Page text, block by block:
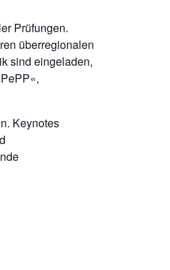
Prüfungen.
überregionalen
sind eingeladen,
Keynotes